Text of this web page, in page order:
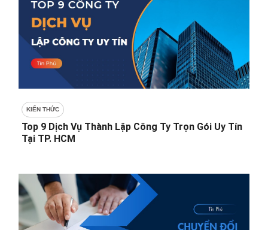
KIẾN THỨC
Top 9 Dịch Vụ Thành Lập Công Ty Trọn Gói Uy Tín
Tại TP. HCM